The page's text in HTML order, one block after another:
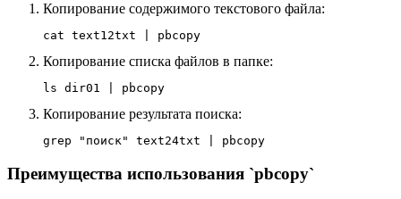
Копирование содержимого текстового файла:
cat text12txt | pbcopy
Копирование списка файлов в папке:
ls dir01 | pbcopy
Копирование результата поиска:
grep "поиск" text24txt | pbcopy
Преимущества использования `pbcopy`